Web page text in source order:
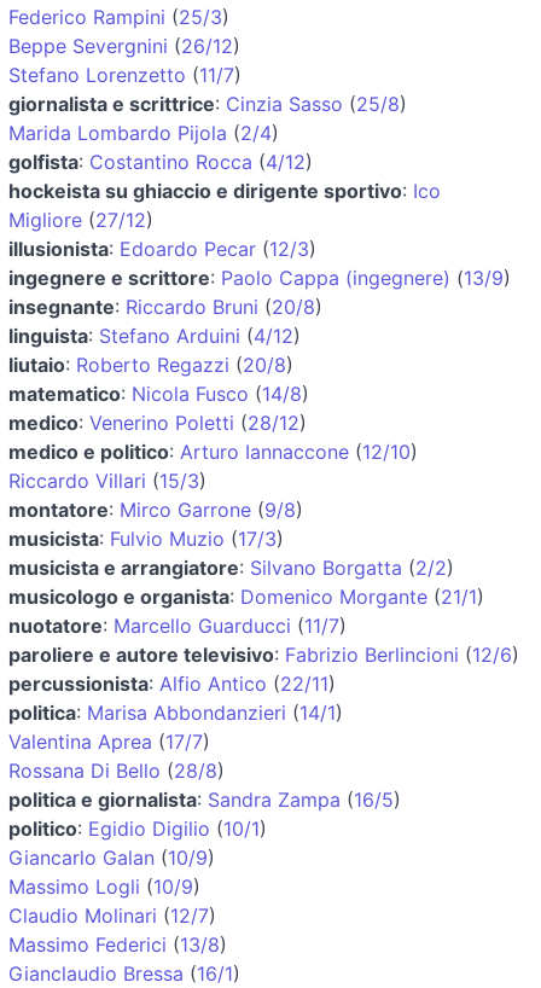
Federico Rampini (25/3)
Beppe Severgnini (26/12)
Stefano Lorenzetto (11/7)
giornalista e scrittrice: Cinzia Sasso (25/8)
Marida Lombardo Pijola (2/4)
golfista: Costantino Rocca (4/12)
hockeista su ghiaccio e dirigente sportivo: Ico
Migliore (27/12)
illusionista: Edoardo Pecar (12/3)
ingegnere e scrittore: Paolo Cappa (ingegnere) (13/9)
insegnante: Riccardo Bruni (20/8)
linguista: Stefano Arduini (4/12)
liutaio: Roberto Regazzi (20/8)
matematico: Nicola Fusco (14/8)
medico: Venerino Poletti (28/12)
medico e politico: Arturo Iannaccone (12/10)
Riccardo Villari (15/3)
montatore: Mirco Garrone (9/8)
musicista: Fulvio Muzio (17/3)
musicista e arrangiatore: Silvano Borgatta (2/2)
musicologo e organista: Domenico Morgante (21/1)
nuotatore: Marcello Guarducci (11/7)
paroliere e autore televisivo: Fabrizio Berlincioni (12/6)
percussionista: Alfio Antico (22/11)
politica: Marisa Abbondanzieri (14/1)
Valentina Aprea (17/7)
Rossana Di Bello (28/8)
politica e giornalista: Sandra Zampa (16/5)
politico: Egidio Digilio (10/1)
Giancarlo Galan (10/9)
Massimo Logli (10/9)
Claudio Molinari (12/7)
Massimo Federici (13/8)
Gianclaudio Bressa (16/1)